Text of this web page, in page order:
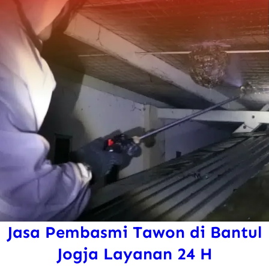
Jasa Pembasmi Tawon di Bantul
Jogja Layanan 24 H